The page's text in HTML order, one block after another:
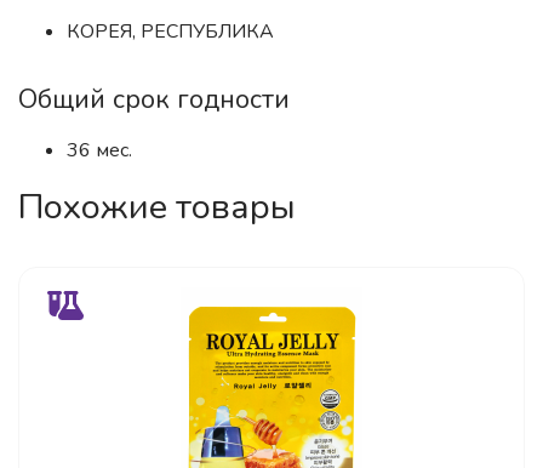
КОРЕЯ, РЕСПУБЛИКА
Общий срок годности
36 мес.
Похожие товары